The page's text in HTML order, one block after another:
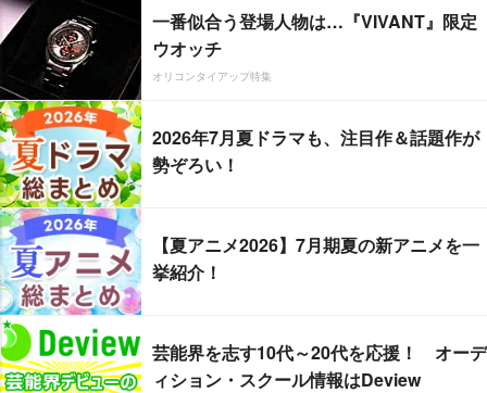
一番似合う登場人物は…『VIVANT』限定
ウオッチ
オリコンタイアップ特集
2026年7月夏ドラマも、注目作＆話題作が
勢ぞろい！
【夏アニメ2026】7月期夏の新アニメを一
挙紹介！
芸能界を志す10代～20代を応援！ オーデ
ィション・スクール情報はDeview